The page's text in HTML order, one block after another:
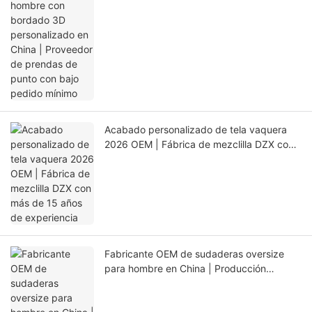
Acabado personalizado de tela vaquera
2026 OEM | Fábrica de mezclilla DZX con
Fabricante OEM de sudaderas oversize
para hombre en China | Producción